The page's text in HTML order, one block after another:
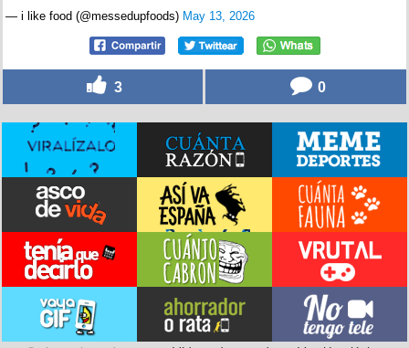
— i like food (@messedupfoods) May 13, 2026
3 0